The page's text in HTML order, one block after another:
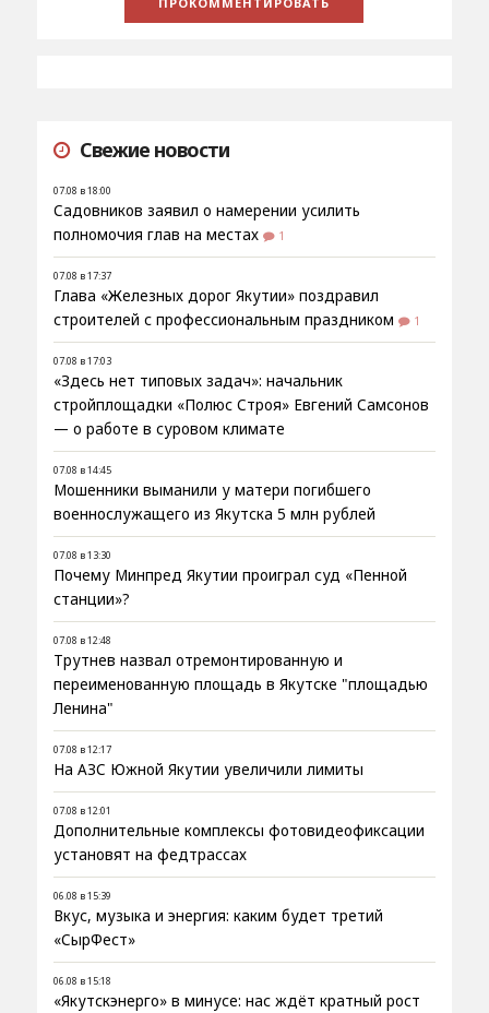
Свежие новости
07.08 в 18:00
Садовников заявил о намерении усилить
полномочия глав на местах
1
07.08 в 17:37
Глава «Железных дорог Якутии» поздравил
строителей с профессиональным праздником
1
07.08 в 17:03
«Здесь нет типовых задач»: начальник
стройплощадки «Полюс Строя» Евгений Самсонов
— о работе в суровом климате
07.08 в 14:45
Мошенники выманили у матери погибшего
военнослужащего из Якутска 5 млн рублей
07.08 в 13:30
Почему Минпред Якутии проиграл суд «Пенной
станции»?
07.08 в 12:48
Трутнев назвал отремонтированную и
переименованную площадь в Якутске "площадью
Ленина"
07.08 в 12:17
На АЗС Южной Якутии увеличили лимиты
07.08 в 12:01
Дополнительные комплексы фотовидеофиксации
установят на федтрассах
06.08 в 15:39
Вкус, музыка и энергия: каким будет третий
«СырФест»
06.08 в 15:18
«Якутскэнерго» в минусе: нас ждёт кратный рост